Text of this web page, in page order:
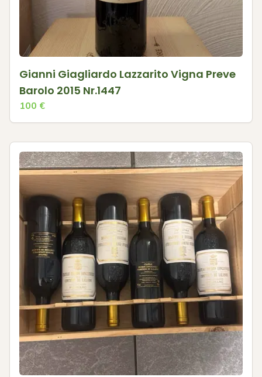
Gianni Giagliardo Lazzarito Vigna Preve
Barolo 2015 Nr.1447
100 €